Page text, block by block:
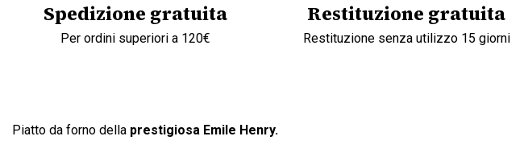
Spedizione gratuita
Per ordini superiori a 120€
Restituzione gratuita
Restituzione senza utilizzo 15 giorni
Piatto da forno della prestigiosa Emile Henry.